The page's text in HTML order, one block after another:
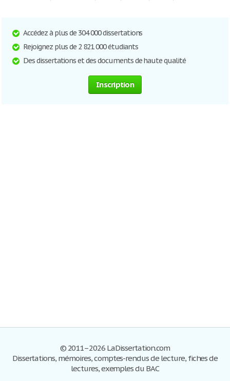
Accédez à plus de 304 000 dissertations
Rejoignez plus de 2 821 000 étudiants
Des dissertations et des documents de haute qualité
Inscription
© 2011–2026 LaDissertation.com
Dissertations, mémoires, comptes-rendus de lecture, fiches de
lectures, exemples du BAC